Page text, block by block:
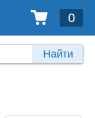
0
Найти